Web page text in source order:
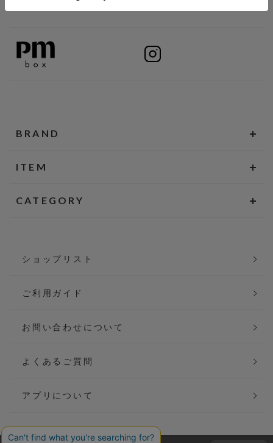
BRAND
ITEM
CATEGORY
ショップリスト
ご利用ガイド
お問い合わせについて
よくあるご質問
アプリについて